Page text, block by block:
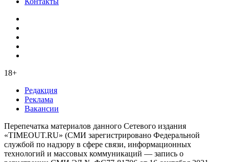
18+
Редакция
Реклама
Вакансии
Перепечатка материалов данного Сетевого издания
«TIMEOUT.RU» (СМИ зарегистрировано Федеральной
службой по надзору в сфере связи, информационных
технологий и массовых коммуникаций — запись о